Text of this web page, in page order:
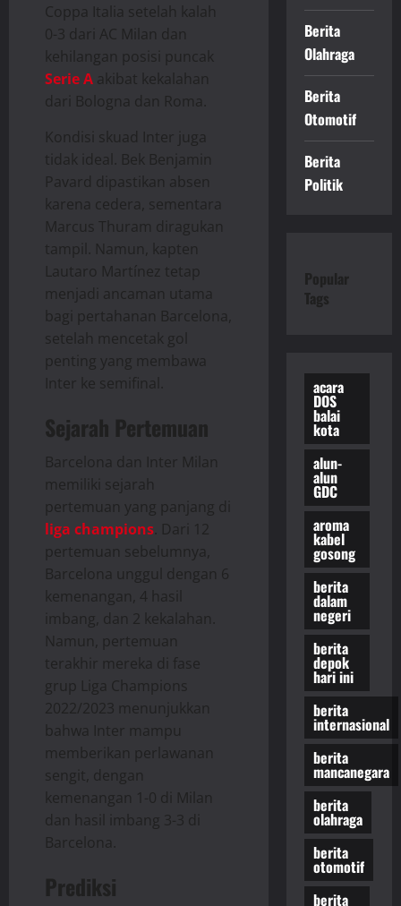
Coppa Italia setelah kalah
0-3 dari AC Milan dan
kehilangan posisi puncak
Serie A akibat kekalahan
dari Bologna dan Roma. ​
Kondisi skuad Inter juga
tidak ideal. Bek Benjamin
Pavard dipastikan absen
karena cedera, sementara
Marcus Thuram diragukan
tampil. Namun, kapten
Lautaro Martínez tetap
menjadi ancaman utama
bagi pertahanan Barcelona,
setelah mencetak gol
penting yang membawa
Inter ke semifinal.
Sejarah Pertemuan
Barcelona dan Inter Milan
memiliki sejarah
pertemuan yang panjang di
liga champions . Dari 12
pertemuan sebelumnya,
Barcelona unggul dengan 6
kemenangan, 4 hasil
imbang, dan 2 kekalahan.
Namun, pertemuan
terakhir mereka di fase
grup Liga Champions
2022/2023 menunjukkan
bahwa Inter mampu
memberikan perlawanan
sengit, dengan
kemenangan 1-0 di Milan
dan hasil imbang 3-3 di
Barcelona.
Prediksi
Berita
Olahraga
Berita
Otomotif
Berita
Politik
Popular
Tags
acara
DOS
balai
kota
alun-
alun
GDC
aroma
kabel
gosong
berita
dalam
negeri
berita
depok
hari ini
berita
internasional
berita
mancanegara
berita
olahraga
berita
otomotif
berita